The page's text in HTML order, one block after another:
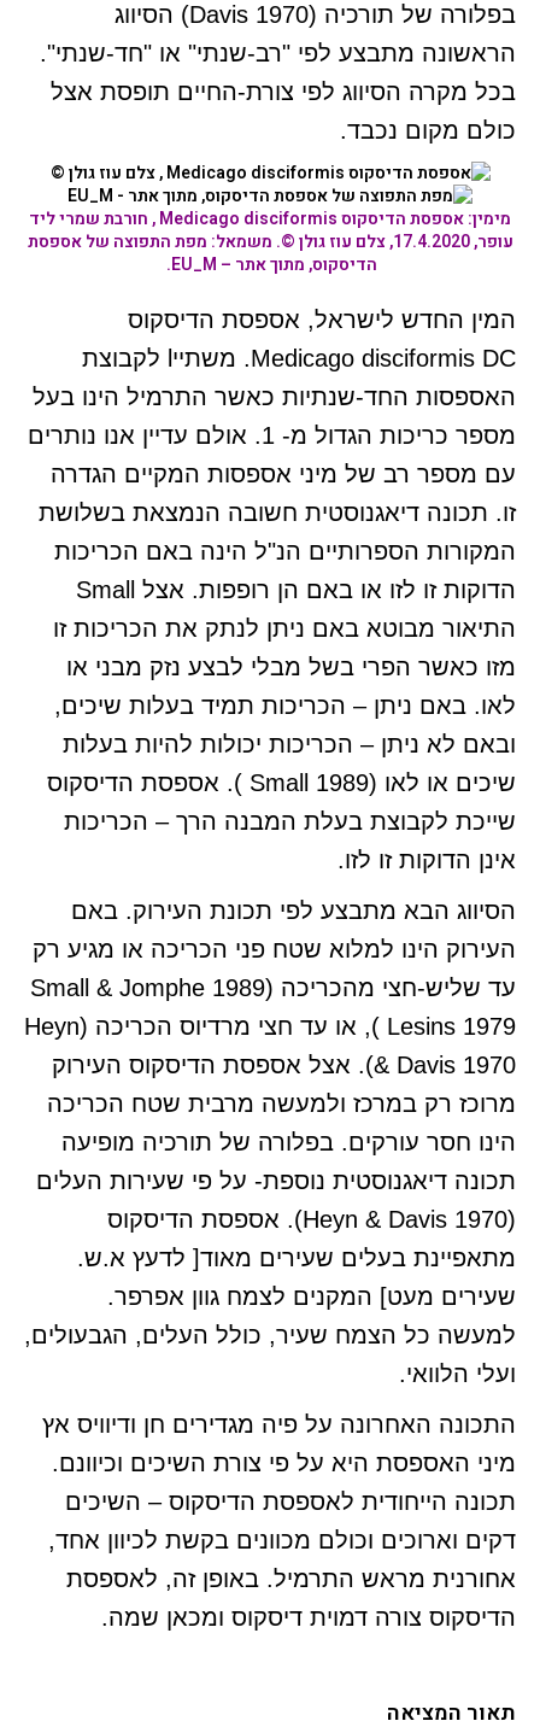
בפלורה של תורכיה (Davis 1970) הסיווג
הראשונה מתבצע לפי "רב-שנתי" או "חד-שנתי".
בכל מקרה הסיווג לפי צורת-החיים תופסת אצל
כולם מקום נכבד.
מימין: אספסתהדיסקוס Medicago disciformis
, חורבת שמרי ליד
עופר, 17.4.2020, צלם עוז גולן ©. משמאל: מפת התפוצה של אספסת
הדיסקוס, מתוך אתר – EU_M.
המין החדש לישראל, אספסת הדיסקוס
Medicago disciformis DC. משתייl לקבוצת
האספסות החד-שנתיות כאשר התרמיל הינו בעל
מספר כריכות הגדול מ- 1. אולם עדיין אנו נותרים
עם מספר רב של מיני אספסות המקיים הגדרה
זו. תכונה דיאגנוסטית חשובה הנמצאת בשלושת
המקורות הספרותיים הנ"ל הינה באם הכריכות
הדוקות זו לזו או באם הן רופפות. אצל Small
התיאור מבוטא באם ניתן לנתק את הכריכות זו
מזו כאשר הפרי בשל מבלי לבצע נזק מבני או
לאו. באם ניתן – הכריכות תמיד בעלות שיכים,
ובאם לא ניתן – הכריכות יכולות להיות בעלות
שיכים או לאו (Small 1989 ). אספסת הדיסקוס
שייכת לקבוצת בעלת המבנה הרך – הכריכות
אינן הדוקות זו לזו.
הסיווג הבא מתבצע לפי תכונת העירוק. באם
העירוק הינו למלוא שטח פני הכריכה או מגיע רק
עד שליש-חצי מהכריכה (Small & Jomphe 1989
Lesins 1979), או עד חצי מרדיוס הכריכה (Heyn
& Davis 1970). אצל אספסת הדיסקוס העירוק
מרוכז רק במרכז ולמעשה מרבית שטח הכריכה
הינו חסר עורקים. בפלורה של תורכיה מופיעה
תכונה דיאגנוסטית נוספת- על פי שעירות העלים
(Heyn & Davis 1970). אספסת הדיסקוס
מתאפיינת בעלים שעירים מאוד[ לדעץ א.ש.
שעירים מעט] המקנים לצמח גוון אפרפר.
למעשה כל הצמח שעיר, כולל העלים, הגבעולים,
ועלי הלוואי.
התכונה האחרונה על פיה מגדירים חן ודיוויס אץ
מיני האספסת היא על פי צורת השיכים וכיוונם.
תכונה הייחודית לאספסת הדיסקוס – השיכים
דקים וארוכים וכולם מכוונים בקשת לכיוון אחד,
אחורנית מראש התרמיל. באופן זה, לאספסת
הדיסקוס צורה דמוית דיסקוס ומכאן שמה.
תאור המציאה